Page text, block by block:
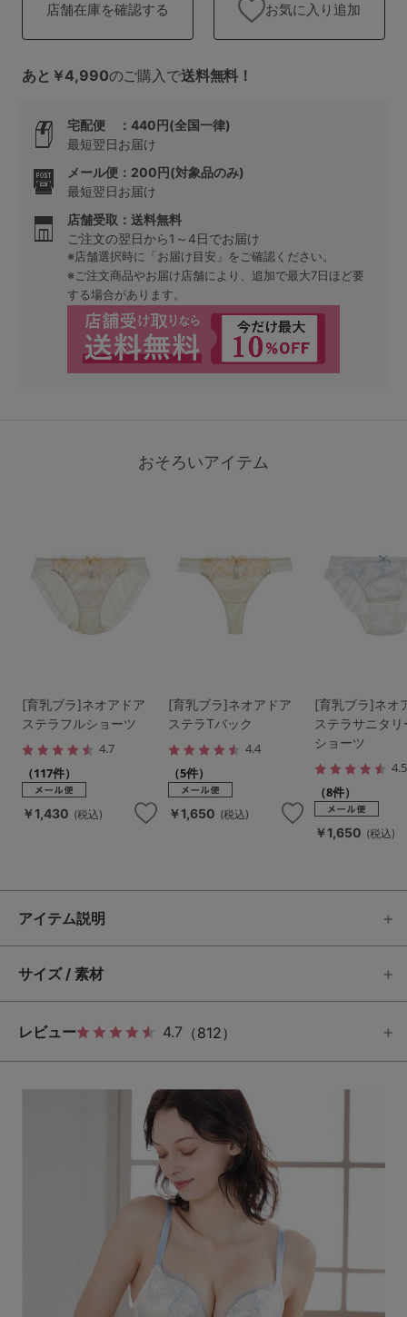
店舗在庫を確認する お気に入り追加
あと￥4,990のご購入で送料無料！
宅配便 ：440円(全国一律)
最短翌日お届け
メール便：200円(対象品のみ)
最短翌日お届け
店舗受取：送料無料
ご注文の翌日から1～4日でお届け
※店舗選択時に「お届け目安」をご確認ください。
※ご注文商品やお届け店舗により、追加で最大7日ほど要
する場合があります。
おそろいアイテム
[育乳ブラ]ネオアドア
ステラフルショーツ
4.7
（117件）
￥1,430 (税込)
[育乳ブラ]ネオアドア
ステラTバック
4.4
（5件）
￥1,650 (税込)
[育乳ブラ]ネオ
ステラサニタ
ショーツ
4.5
（8件）
￥1,650 (税込)
アイテム説明
サイズ / 素材
レビュー 4.7 （812）